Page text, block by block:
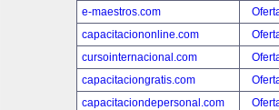
e-maestros.com
capacitaciononline.com
cursointernacional.com
capacitaciongratis.com
capacitaciondepersonal.com